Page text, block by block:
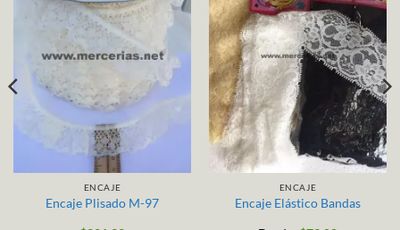
ENCAJE
Encaje Plisado M-97
ENCAJE
Encaje Elástico Bandas